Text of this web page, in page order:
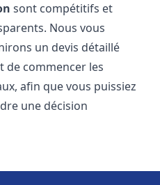
sont compétitifs et
Nous vous
un devis détaillé
de commencer les
afin que vous puissiez
une décision